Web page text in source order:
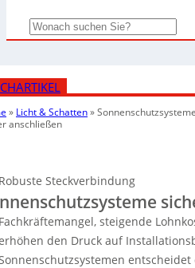
Search
» Licht & Schatten»Sonnenschutzsysteme
anschließen
Steckverbindung
steigende
den Druck auf